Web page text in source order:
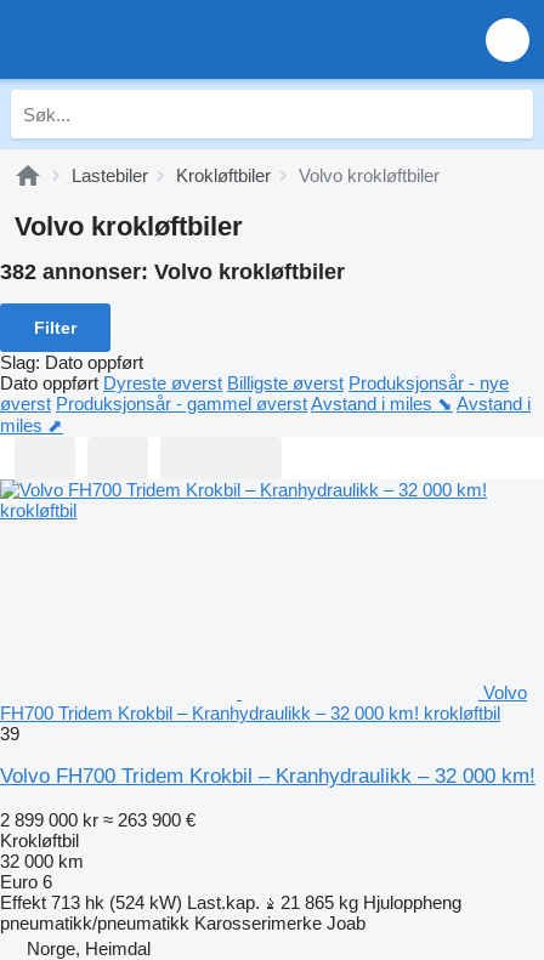
Lastebiler Krokløftbiler Volvo krokløftbiler
Volvo krokløftbiler
382 annonser: Volvo krokløftbiler
Filter
Slag: Dato oppført
Dato oppført Dyreste øverst Billigste øverst Produksjonsår - nye
øverst Produksjonsår - gammel øverstAvstand i miles ⬊ Avstand i
miles ⬈
Volvo
FH700 Tridem Krokbil – Kranhydraulikk – 32 000 km! krokløftbil
39
Volvo FH700 Tridem Krokbil – Kranhydraulikk – 32 000 km!
2 899 000 kr ≈ 263 900 €
Krokløftbil
32 000 km
Euro 6
Effekt 713 hk (524 kW) Last.kap. 21 865 kg Hjuloppheng
pneumatikk/pneumatikk Karosserimerke Joab
Norge, Heimdal